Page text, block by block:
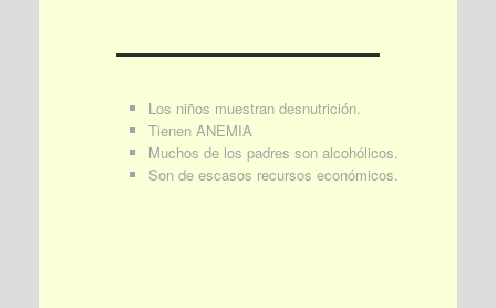
Los niños muestran desnutrición.
Tienen ANEMIA
Muchos de los padres son alcohólicos.
Son de escasos recursos económicos.